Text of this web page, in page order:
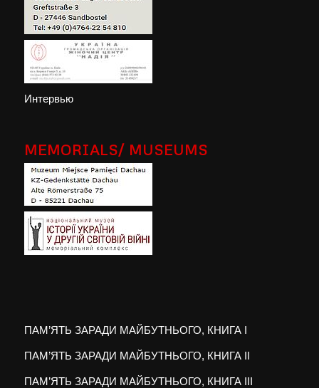
Интервью
MEMORIALS/ MUSEUMS
ПАМ’ЯТЬ ЗАРАДИ МАЙБУТНЬОГО, КНИГА I
ПАМ’ЯТЬ ЗАРАДИ МАЙБУТНЬОГО, КНИГА II
ПАМ’ЯТЬ ЗАРАДИ МАЙБУТНЬОГО, КНИГА III